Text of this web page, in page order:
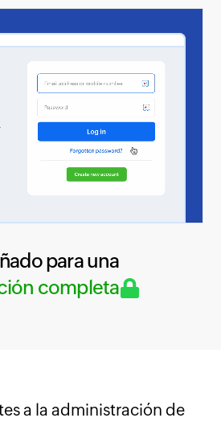
para una
completa
a la administración de